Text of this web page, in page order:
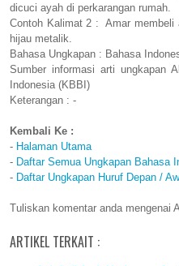
dicuci ayah di perkarangan rumah.
Contoh Kalimat 2 : Amar membeli
hijau metalik.
Bahasa Ungkapan : Bahasa
Sumber informasi arti ungkapan
Indonesia (KBBI)
Keterangan : -
Kembali Ke :
- Halaman Utama
- Daftar Semua Ungkapan Bahasa
- Daftar Ungkapan Huruf Depan /
Tuliskan komentar anda mengenai
ARTIKEL TERKAIT :